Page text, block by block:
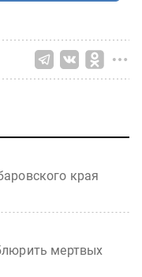
края
мертвых